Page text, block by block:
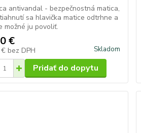
antivandal - bezpečnostná matica,
sa hlavička matice odtrhne a
možné ju povoliť.
€
€ bez DPH Skladom
Pridať do dopytu